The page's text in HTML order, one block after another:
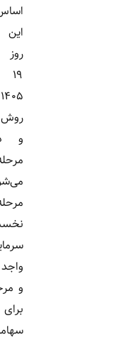
اساس، سهام
این شرکت
روز دوشنبه
۱۹ مرداد
۱۴۰۵ به
روش ترکیبی
و در دو
مرحله عرضه
نخست ویژه
سرمایه‌گذاران
واجد شرایط
و مرحله دوم
سهامداران